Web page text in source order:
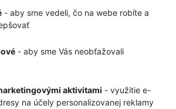
- aby sme vedeli, čo na webe robíte a
- aby sme Vás neobťažovali
aktivitami - využitie e-
na účely personalizovanej reklamy
K
OBCHOD